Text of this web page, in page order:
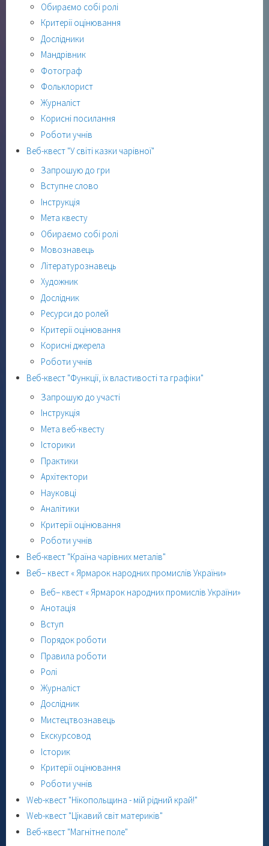
Обираємо собі ролі
Критерії оцінювання
Дослідники
Мандрівник
Фотограф
Фольклорист
Журналіст
Корисні посилання
Роботи учнів
Веб-квест "У світі казки чарівної"
Запрошую до гри
Вступне слово
Інструкція
Мета квесту
Обираємо собі ролі
Мовознавець
Літературознавець
Художник
Дослідник
Ресурси до ролей
Критерії оцінювання
Корисні джерела
Роботи учнів
Веб-квест "Функції, їх властивості та графіки"
Запрошую до участі
Інструкція
Мета веб-квесту
Історики
Практики
Архітектори
Науковці
Аналітики
Критерії оцінювання
Роботи учнів
Веб-квест "Країна чарівних металів"
Веб– квест « Ярмарок народних промислів України»
Веб– квест « Ярмарок народних промислів України»
Анотація
Вступ
Порядок роботи
Правила роботи
Ролі
Журналіст
Дослідник
Мистецтвознавець
Екскурсовод
Історик
Критерії оцінювання
Роботи учнів
Web-квест "Нікопольщина - мій рідний край!"
Web-квест "Цікавий світ материків"
Веб-квест "Магнітне поле"